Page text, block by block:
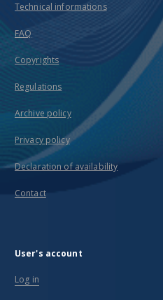
Technical informations
FAQ
Copyrights
Regulations
Archive policy
Privacy policy
Declaration of availability
Contact
User's account
Log in